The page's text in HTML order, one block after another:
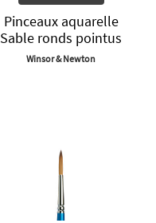
Pinceaux aquarelle
Sable ronds pointus
Winsor & Newton